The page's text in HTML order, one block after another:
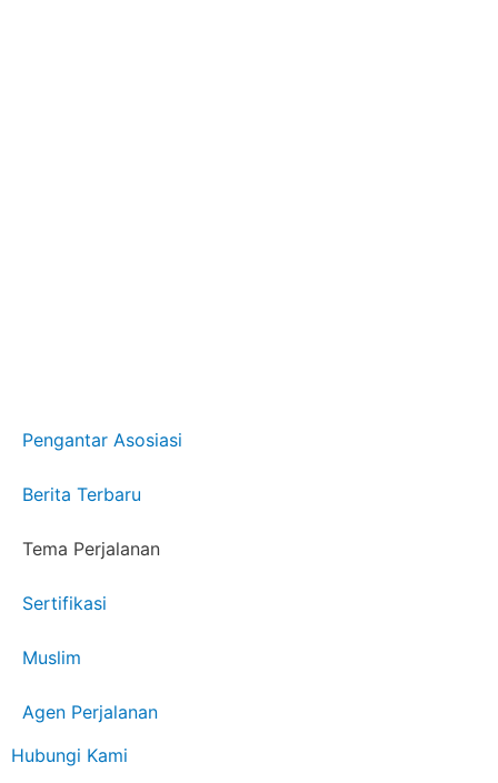
Pengantar Asosiasi
Berita Terbaru
Tema Perjalanan
Sertifikasi
Muslim
Agen Perjalanan
Hubungi Kami